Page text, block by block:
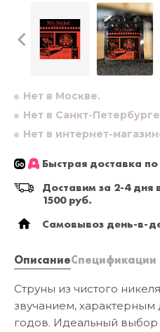
Нет в Москве.
Нет в Санкт-
Нет в интернет-
Быстрая доставка
Доставим за 2-4 дня
1500 руб.
Самовывоз день-в-
ОписаниеСпецификации
Струны из чистого
звучанием, характерным
годов. Идеальный выбор